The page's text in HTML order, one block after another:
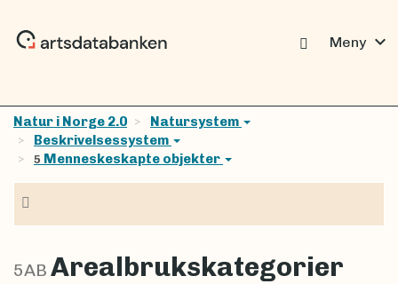
Meny expand_more
Natur i Norge 2.0
Natursystem
Beskrivelsessystem
5 Menneskeskapte objekter
5AB Arealbrukskategorier